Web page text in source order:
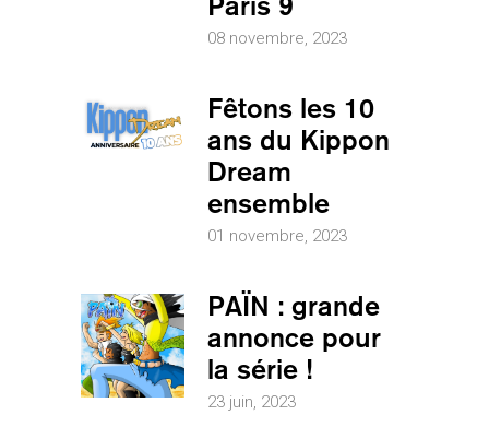
08 novembre, 2023
Fêtons les 10
ans du Kippon
Dream
ensemble
01 novembre, 2023
PAÏN : grande
annonce pour
la série !
23 juin, 2023